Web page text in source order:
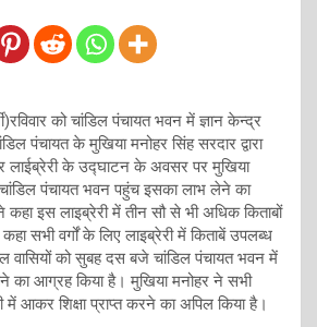
को चांडिल पंचायत भवन में ज्ञान केन्द्र
पंचायत के मुखिया मनोहर सिंह सरदार द्वारा
लाईब्रेरी के उद्घाटन के अवसर पर मुखिया
पंचायत भवन पहुंच इसका लाभ लेने का
इस लाइब्रेरी में तीन सौ से भी अधिक किताबों
सभी वर्गों के लिए लाइब्रेरी में किताबें उपलब्ध
वासियों को सुबह दस बजे चांडिल पंचायत भवन में
का आग्रह किया है। मुखिया मनोहर ने सभी
में आकर शिक्षा प्राप्त करने का अपिल किया है।